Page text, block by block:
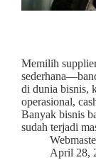
Memilih
di dunia bisnis,
operasional,
Banyak bisnis
sudah terjadi
April 28,